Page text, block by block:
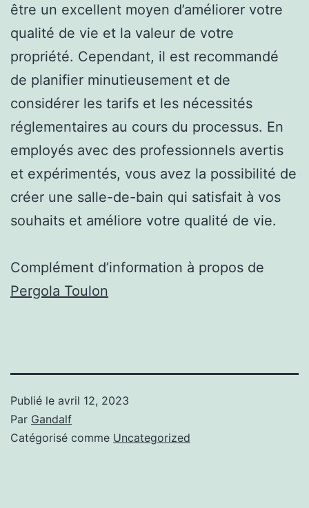
être un excellent moyen d’améliorer votre
qualité de vie et la valeur de votre
propriété. Cependant, il est recommandé
de planifier minutieusement et de
considérer les tarifs et les nécessités
réglementaires au cours du processus. En
employés avec des professionnels avertis
et expérimentés, vous avez la possibilité de
créer une salle-de-bain qui satisfait à vos
souhaits et améliore votre qualité de vie.
Complément d’information à propos de
Pergola Toulon
Publié le avril 12, 2023
Par Gandalf
Catégorisé comme Uncategorized